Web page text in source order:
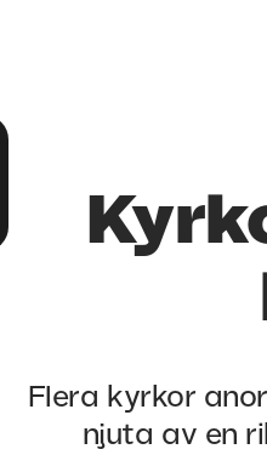
Flera kyrkor
njuta av en